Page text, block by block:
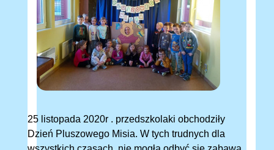
25 listopada 2020r . przedszkolaki obchodziły
Dzień Pluszowego Misia. W tych trudnych dla